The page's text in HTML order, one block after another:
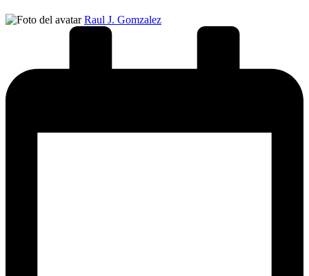
Publicado
Raul J. Gomzalez